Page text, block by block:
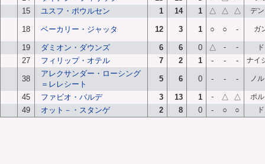
15 ユスフ・ポウルセン 1 14 1 △ △ △ デ
18 ベーカリー・ジャッタ 12 3 1 ○ ○ - ガ
19 ダミオン・ダウンズ 6 6 0 △ - -
27 フィリップ・オテル 7 2 1 - - - ナイ
38
アレクサンダー・ローシング
＝レレシート
5 6 0 - - - ノ
45 ファビオ・バルデ 3 13 1 - △ △ ポ
49 オット－・スタンゲ 2 8 0 - ○ ○